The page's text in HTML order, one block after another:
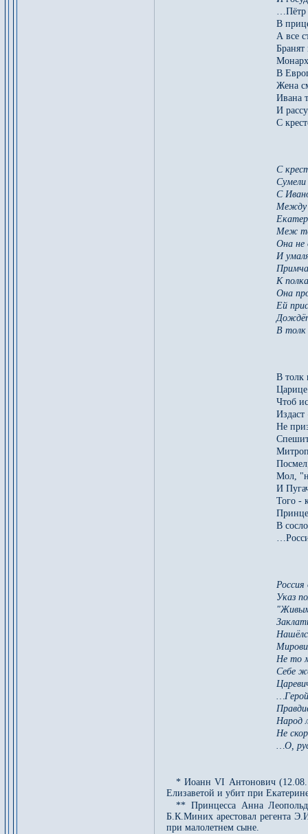
…Пётр
В
А все
В
Жена
Ивана
И
С
С
Сумели
С
Между
Меж
Она не
И
К
Она
Ей
В толк
В толк
Чтоб
Не
Мол,
И
Того -
В
Россия
Указ
Не то
Себе
Народ
Не
…О,
* Иоанн VI Антонович
Елизаветой и убит при
** Принцесса Анна
Б.К.Миних арестовал регента
при малолетнем сыне.